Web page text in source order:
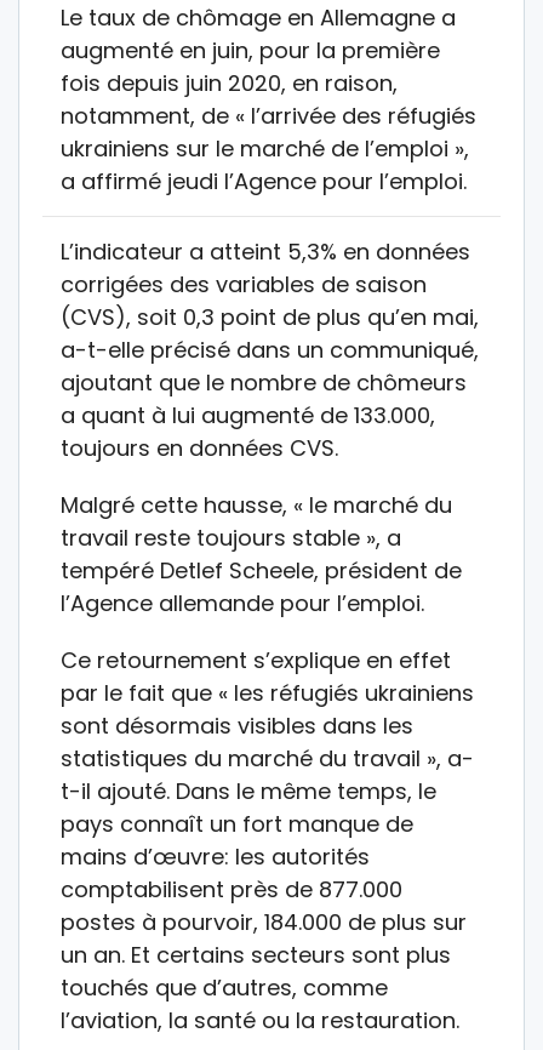
Le taux de chômage en Allemagne a
augmenté en juin, pour la première
fois depuis juin 2020, en raison,
notamment, de « l’arrivée des réfugiés
ukrainiens sur le marché de l’emploi »,
a affirmé jeudi l’Agence pour l’emploi.
L’indicateur a atteint 5,3% en données
corrigées des variables de saison
(CVS), soit 0,3 point de plus qu’en mai,
a-t-elle précisé dans un communiqué,
ajoutant que le nombre de chômeurs
a quant à lui augmenté de 133.000,
toujours en données CVS.
Malgré cette hausse, « le marché du
travail reste toujours stable », a
tempéré Detlef Scheele, président de
l’Agence allemande pour l’emploi.
Ce retournement s’explique en effet
par le fait que « les réfugiés ukrainiens
sont désormais visibles dans les
statistiques du marché du travail », a-
t-il ajouté. Dans le même temps, le
pays connaît un fort manque de
mains d’œuvre: les autorités
comptabilisent près de 877.000
postes à pourvoir, 184.000 de plus sur
un an. Et certains secteurs sont plus
touchés que d’autres, comme
l’aviation, la santé ou la restauration.